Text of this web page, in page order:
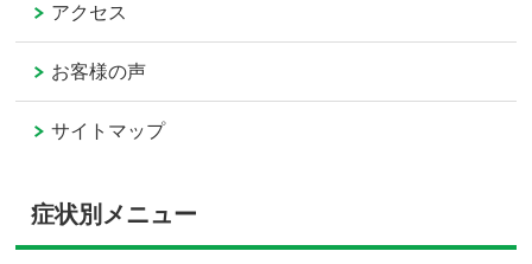
アクセス
お客様の声
サイトマップ
症状別メニュー